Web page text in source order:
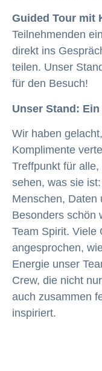
Guided Tour mit
Teilnehmenden
direkt ins
teilen. Unser
für den Besuch!
Unser Stand:
Wir haben
Komplimente
Treffpunkt für
sehen, was sie
Menschen, Daten
Besonders schön
Team Spirit. Viele
angesprochen,
Energie unser
Crew, die nicht
auch zusammen
inspiriert.